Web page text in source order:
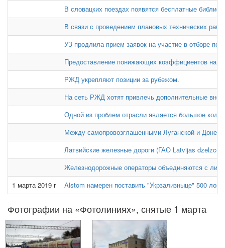
В словацких поездах появятся бесплатные
В связи с проведением плановых технических
УЗ продлила прием заявок на участие в отборе
Предоставление понижающих коэффициентов на
РЖД укрепляют позиции за рубежом.
На сеть РЖД хотят привлечь дополнительные
Одной из проблем отрасли является большое
Между самопровозглашенными Луганской и
Латвийские железные дороги (ГАО Latvijas
Железнодорожные операторы объединяются с
1 марта 2019 г
Alstom намерен поставить "Укрзализныце" 500
Фотографии на «Фотолиниях», снятые 1 марта